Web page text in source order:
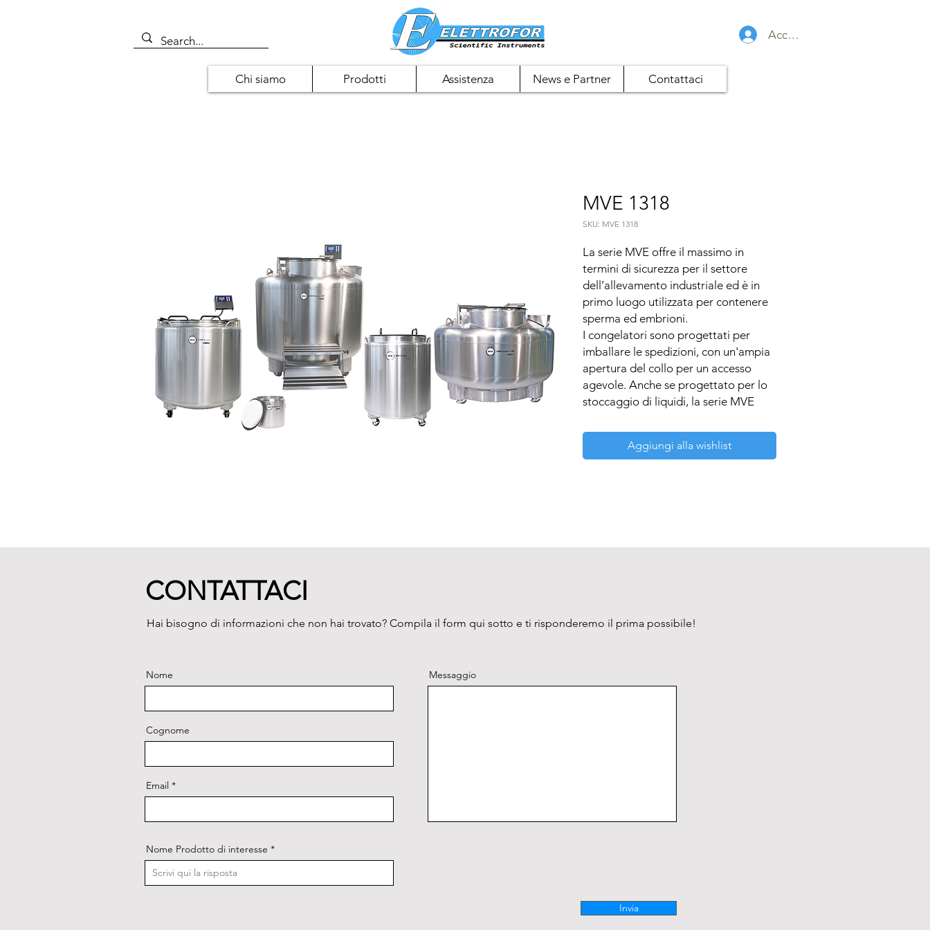
Accedi
Chi siamo Prodotti Assistenza News e Partner Contattaci
MVE 1318
SKU: MVE 1318
La serie MVE offre il massimo in
termini di sicurezza per il settore
dell’allevamento industriale ed è in
primo luogo utilizzata per contenere
sperma ed embrioni.
I congelatori sono progettati per
imballare le spedizioni, con un'ampia
apertura del collo per un accesso
agevole. Anche se progettato per lo
stoccaggio di liquidi, la serie MVE
utilizzando i pacchetti di accessori
disponibili per lo stoccaggio del
Aggiungi alla wishlist
CONTATTACI
Hai bisogno di informazioni che non hai trovato? Compila il form qui sotto e ti risponderemo il prima possibile!
Nome
Cognome
Email
Messaggio
Nome Prodotto di interesse
Invia